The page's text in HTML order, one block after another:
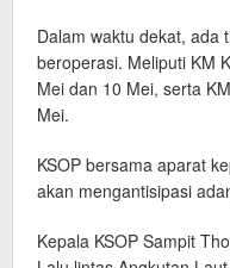
Dalam waktu dekat, ada
beroperasi. Meliputi KM
Mei dan 10 Mei, serta
Mei.
KSOP bersama aparat
akan mengantisipasi
Kepala KSOP Sampit